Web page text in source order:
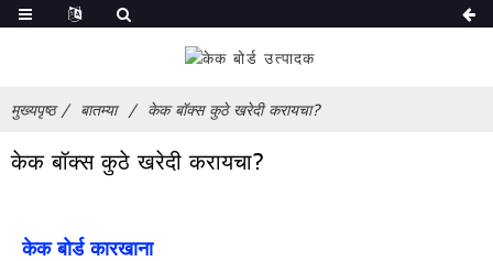
मुख्यपृष्ठ बातम्या केक बॉक्स कुठे खरेदी करायचा?
केक बॉक्स कुठे खरेदी करायचा?
केक बोर्ड कारखाना